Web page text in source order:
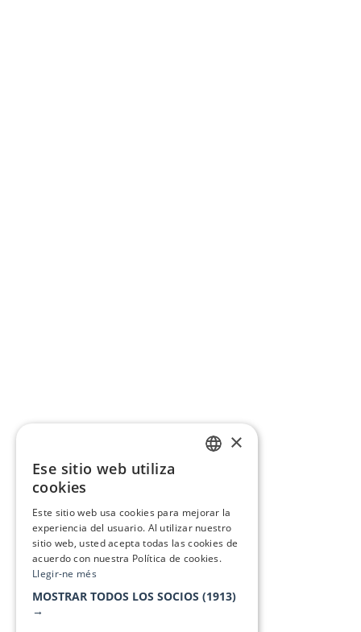
×
Ese sitio web utiliza
cookies
Este sitio web usa cookies para mejorar la
experiencia del usuario. Al utilizar nuestro
sitio web, usted acepta todas las cookies de
acuerdo con nuestra Política de cookies.
Llegir-ne més
MOSTRAR TODOS LOS SOCIOS (1913)
→